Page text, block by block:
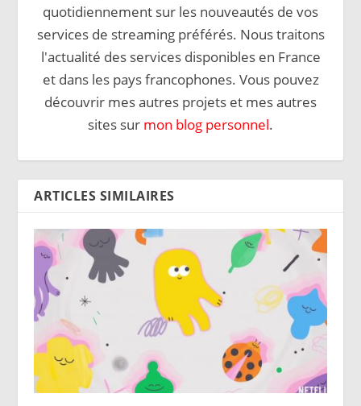
quotidiennement sur les nouveautés de vos
services de streaming préférés. Nous traitons
l'actualité des services disponibles en France
et dans les pays francophones. Vous pouvez
découvrir mes autres projets et mes autres
sites sur mon blog personnel.
ARTICLES SIMILAIRES